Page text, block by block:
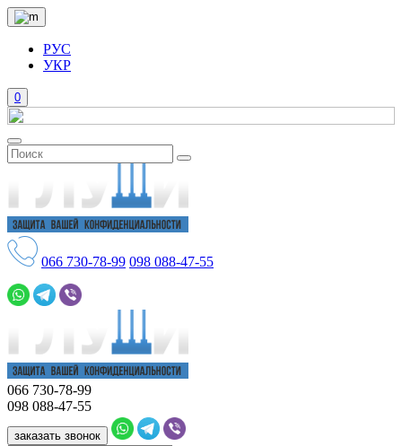
РУС
УКР
0
066 730-78-99 098 088-47-55
066 730-78-99
098 088-47-55
заказать звонок